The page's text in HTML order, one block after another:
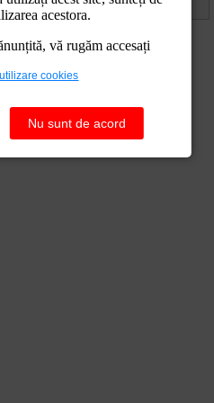
acestora.
vă rugăm accesați
cookies
Nu sunt de acord